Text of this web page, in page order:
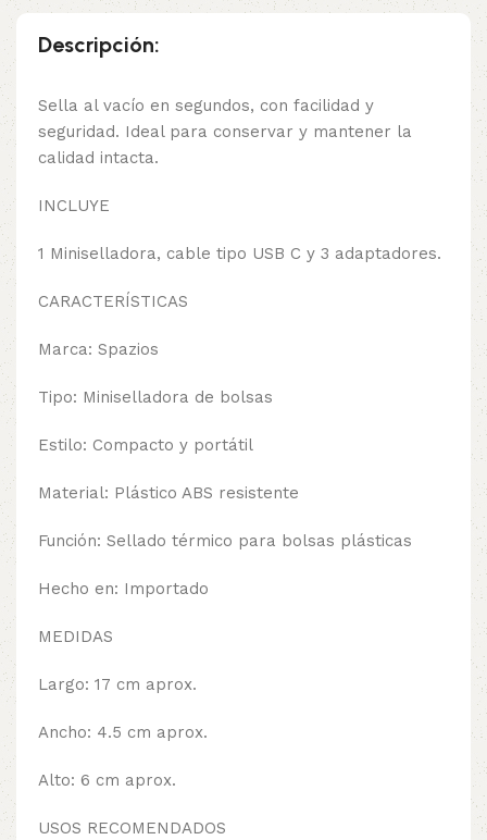
Descripción:
Sella al vacío en segundos, con facilidad y
seguridad. Ideal para conservar y mantener la
calidad intacta.
INCLUYE
1 Miniselladora, cable tipo USB C y 3 adaptadores.
CARACTERÍSTICAS
Marca: Spazios
Tipo: Miniselladora de bolsas
Estilo: Compacto y portátil
Material: Plástico ABS resistente
Función: Sellado térmico para bolsas plásticas
Hecho en: Importado
MEDIDAS
Largo: 17 cm aprox.
Ancho: 4.5 cm aprox.
Alto: 6 cm aprox.
USOS RECOMENDADOS